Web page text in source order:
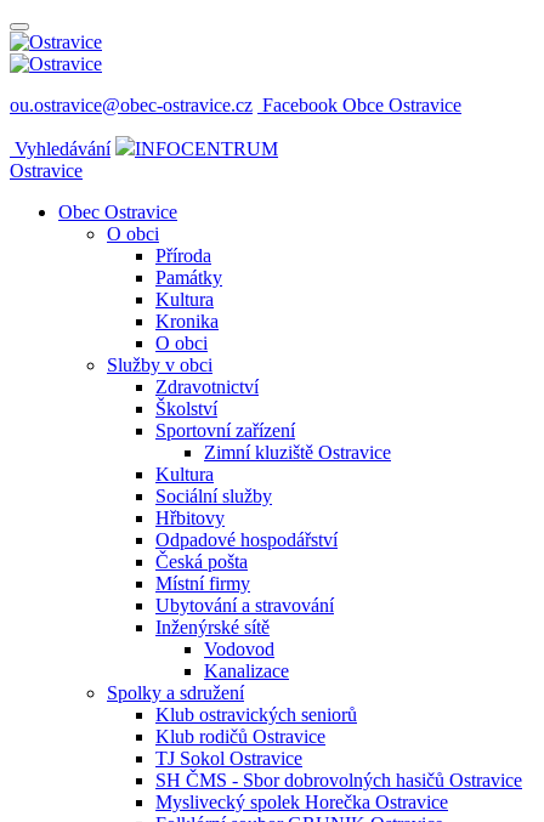
ou.ostravice@obec-ostravice.cz Facebook Obce Ostravice
Vyhledávání
INFOCENTRUM
Ostravice
Obec Ostravice
O obci
Příroda
Památky
Kultura
Kronika
O obci
Služby v obci
Zdravotnictví
Školství
Sportovní zařízení
Zimní kluziště Ostravice
Kultura
Sociální služby
Hřbitovy
Odpadové hospodářství
Česká pošta
Místní firmy
Ubytování a stravování
Inženýrské sítě
Vodovod
Kanalizace
Spolky a sdružení
Klub ostravických seniorů
Klub rodičů Ostravice
TJ Sokol Ostravice
SH ČMS - Sbor dobrovolných hasičů Ostravice
Myslivecký spolek Horečka Ostravice